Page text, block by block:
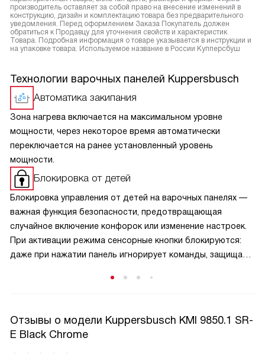
производитель оставляет за собой право на внесение изменений в
конструкцию, дизайн и комплектацию товара без предварительного
уведомления. Перед оформлением Заказа Покупатель должен
обратиться к Продавцу для уточнения свойств и характеристик
Товара. Подробная информация о товаре указывается в инструкции и
на упаковке товара. Используемое название в России Купперсбуш
Технологии варочных панелей Kuppersbusch
Автоматика закипания
Зона нагрева включается на максимальном уровне
мощности, через некоторое время автоматически
переключается на ранее установленный уровень
мощности.
Блокировка от детей
Блокировка управления от детей на варочных панелях —
важная функция безопасности, предотвращающая
случайное включение конфорок или изменение настроек.
При активации режима сенсорные кнопки блокируются:
даже при нажатии панель игнорирует команды, защищая
в семьях с маленькими детьми и добавляет спокойствие
при готовке.
Отзывы о модели Kuppersbusch KMI 9850.1 SR-
E Black Chrome